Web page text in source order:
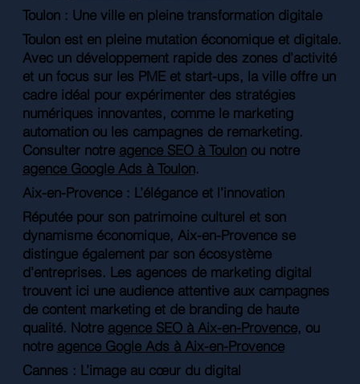
Toulon : Une ville en pleine transformation digitale
Toulon est en pleine mutation économique et digitale.
Avec un développement rapide des zones d’activité
et un focus sur les PME et start-ups, la ville offre un
cadre idéal pour expérimenter des stratégies
numériques innovantes, comme le marketing
automation ou les campagnes de remarketing.
Consulter notre agence SEO à Toulonou notre
agence Google Ads à Toulon.
Aix-en-Provence : L’élégance et l’innovation
Réputée pour son patrimoine culturel et son
dynamisme économique, Aix-en-Provence se
distingue également par son écosystème
d’entreprises. Les agences de marketing digital
trouvent ici une audience attentive aux campagnes
de content marketing et de branding de haute
qualité. Notre agence SEO à Aix-en-Provence, ou
notre agence Gogle Ads à Aix-en-Provence
Cannes : L’image au cœur du digital